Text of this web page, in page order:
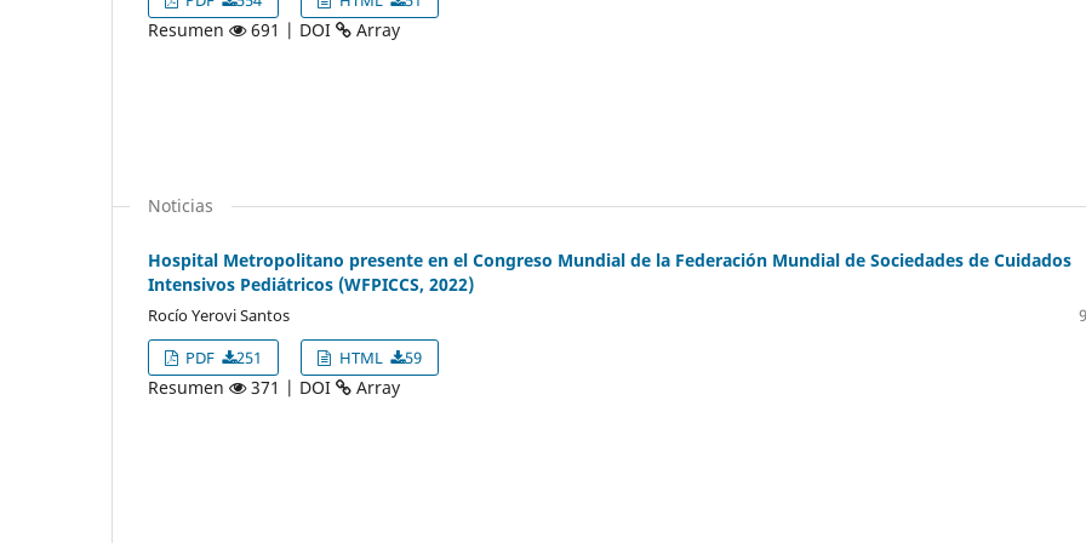
Resumen 691 | DOI Array
Noticias
Hospital Metropolitano presente en el Congreso Mundial de la Federación Mundial de Sociedades de Cuidados
Intensivos Pediátricos (WFPICCS, 2022)
Rocío Yerovi Santos
PDF
251 HTML 59
Resumen 371 | DOI Array